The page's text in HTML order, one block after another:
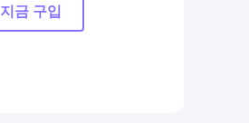
지금 구입